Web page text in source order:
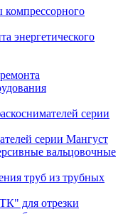
компрессорного
энергетического
серии
серии Мангуст
вальцовочные
труб из трубных
для отрезки